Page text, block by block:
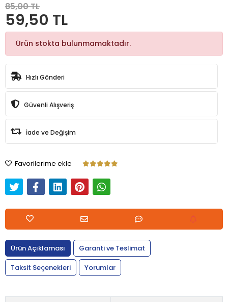
85,00 TL
59,50 TL
Ürün stokta bulunmamaktadır.
Hızlı Gönderi
Güvenli Alışveriş
İade ve Değişim
Favorilerime ekle
Ürün Açıklaması
Garanti ve Teslimat
Taksit Seçenekleri
Yorumlar